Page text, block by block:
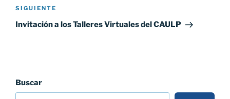
Siguiente
entrada
SIGUIENTE
Invitación a los Talleres Virtuales del CAULP
Buscar